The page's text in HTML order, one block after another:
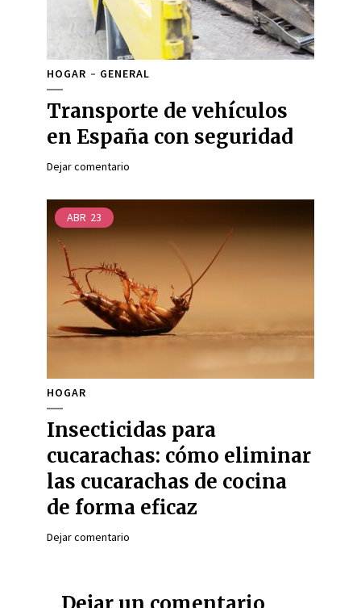
HOGAR GENERAL
Transporte de vehículos
en España con seguridad
Dejar comentario
ABR 23
HOGAR
Insecticidas para
cucarachas: cómo eliminar
las cucarachas de cocina
de forma eficaz
Dejar comentario